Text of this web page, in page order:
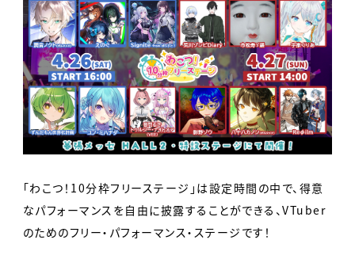
「わこつ！10分枠フリーステージ」は設定時間の中で、得意
なパフォーマンスを自由に披露することができる、VTuber
のためのフリー・パフォーマンス・ステージです！